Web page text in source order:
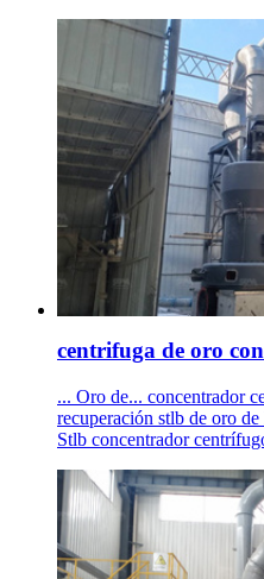
centrifuga de oro
... Oro de... concentrador
recuperación stlb de oro
Stlb concentrador